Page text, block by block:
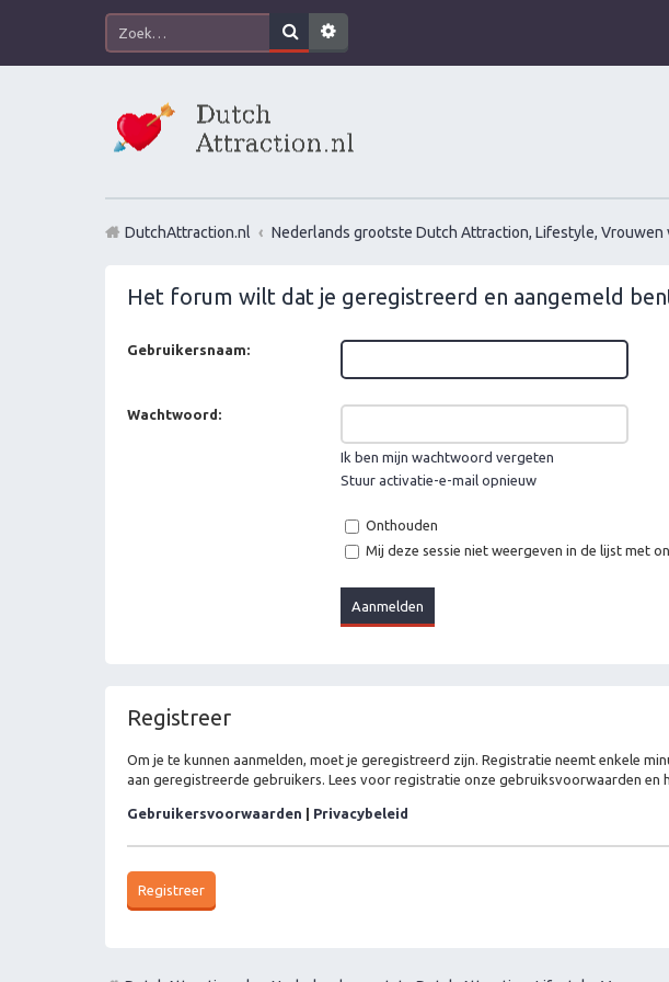
DutchAttraction.nl Nederlands grootste Dutch Attraction, Lifestyle, Vrouwen
Het forum wilt dat je geregistreerd en aangemeld
Gebruikersnaam:
Wachtwoord:
Ik ben mijn wachtwoord vergeten
Stuur activatie-e-mail opnieuw
Onthouden
Mij deze sessie niet weergeven in de lijst met
Registreer
Om je te kunnen aanmelden, moet je geregistreerd zijn. Registratie neemt enkele
aan geregistreerde gebruikers. Lees voor registratie onze gebruiksvoorwaarden
Gebruikersvoorwaarden Privacybeleid
Registreer